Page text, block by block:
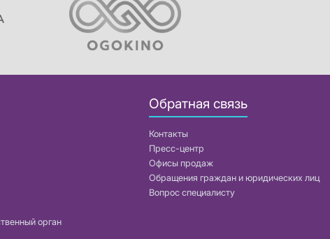
орган
Обратная связь
Контакты
Пресс-центр
Офисы продаж
Обращения граждан и юридических лиц
Вопрос специалисту